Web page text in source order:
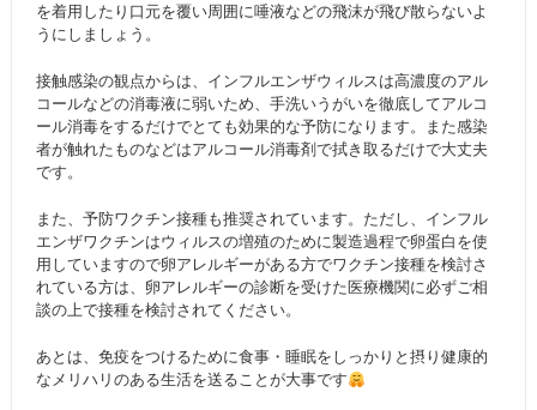
を着用したり口元を覆い周囲に唾液などの飛沫が飛び散らないよ
うにしましょう。
接触感染の観点からは、インフルエンザウィルスは高濃度のアル
コールなどの消毒液に弱いため、手洗いうがいを徹底してアルコ
ール消毒をするだけでとても効果的な予防になります。また感染
者が触れたものなどはアルコール消毒剤で拭き取るだけで大丈夫
です。
また、予防ワクチン接種も推奨されています。ただし、インフル
エンザワクチンはウィルスの増殖のために製造過程で卵蛋白を使
用していますので卵アレルギーがある方でワクチン接種を検討さ
れている方は、卵アレルギーの診断を受けた医療機関に必ずご相
談の上で接種を検討されてください。
あとは、免疫をつけるために食事・睡眠をしっかりと摂り健康的
なメリハリのある生活を送ることが大事です